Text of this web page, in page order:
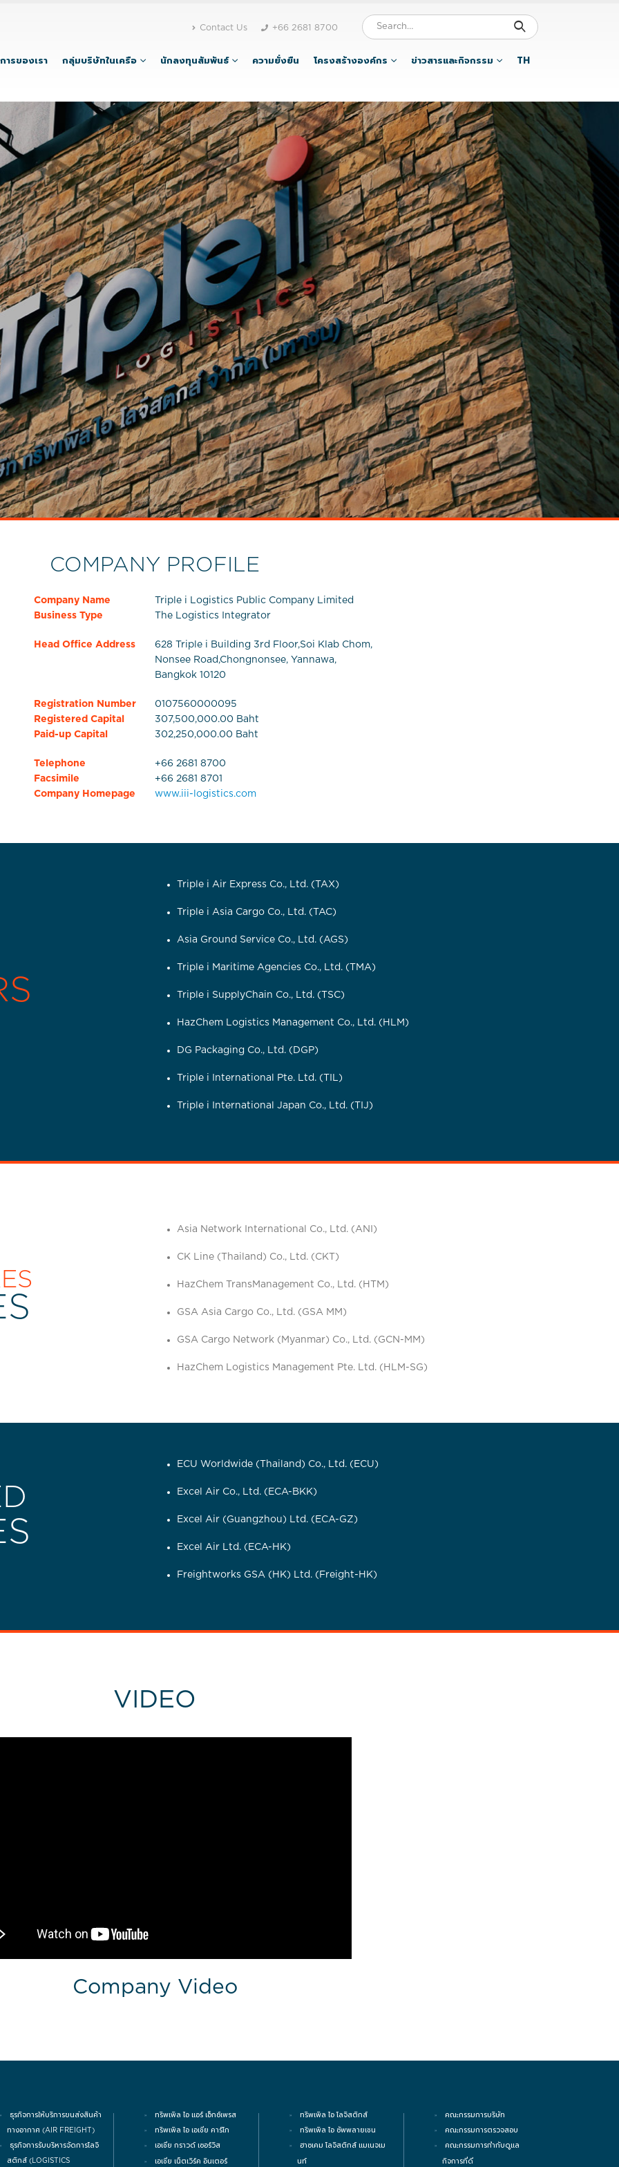
Contact Us +66 2681 8700
ารของเรา กลุ่มบริษัทในเครือ นักลงทุนสัมพันธ์ ความยั่งยืน โครงสร้างองค์กร ข่าวสารและกิจกรรม TH
COMPANY PROFILE
Company Name
Triple i Logistics Public Company Limited
Business Type
The Logistics Integrator
Head Office Address
628 Triple i Building 3rd Floor,Soi Klab Chom,
Nonsee Road,Chongnonsee, Yannawa,
Bangkok 10120
Registration Number
0107560000095
Registered Capital
307,500,000.00 Baht
Paid-up Capital
302,250,000.00 Baht
Telephone
+66 2681 8700
Facsimile
+66 2681 8701
Company Homepage
www.iii-logistics.com
Triple i Air Express Co., Ltd. (TAX)
Triple i Asia Cargo Co., Ltd. (TAC)
Asia Ground Service Co., Ltd. (AGS)
Triple i Maritime Agencies Co., Ltd. (TMA)
Triple i SupplyChain Co., Ltd. (TSC)
HazChem Logistics Management Co., Ltd. (HLM)
DG Packaging Co., Ltd. (DGP)
Triple i International Pte. Ltd. (TIL)
Triple i International Japan Co., Ltd. (TIJ)
Asia Network International Co., Ltd. (ANI)
CK Line (Thailand) Co., Ltd. (CKT)
HazChem TransManagement Co., Ltd. (HTM)
GSA Asia Cargo Co., Ltd. (GSA MM)
GSA Cargo Network (Myanmar) Co., Ltd. (GCN-MM)
HazChem Logistics Management Pte. Ltd. (HLM-SG)
ECU Worldwide (Thailand) Co., Ltd. (ECU)
Excel Air Co., Ltd. (ECA-BKK)
Excel Air (Guangzhou) Ltd. (ECA-GZ)
Excel Air Ltd. (ECA-HK)
Freightworks GSA (HK) Ltd. (Freight-HK)
VIDEO
Company Video
ธุรกิจการให้บริการขนส่งสินค้า
ทางอากาศ (AIR FREIGHT)
ธุรกิจการรับบริหารจัดการโลจิ
สติกส์ (LOGISTICS
ทริพเพิล ไอ แอร์ เอ็กซ์เพรส
ทริพเพิล ไอ เอเชีย คาร์โก
เอเชีย กราวด์ เซอร์วิส
เอเชีย เน็ตเวิร์ค อินเตอร์
ทริพเพิล ไอ โลจิสติกส์
ทริพเพิล ไอ ซัพพลายเชน
ฮาซเคม โลจิสติกส์ แมเนจเม
นท์
คณะกรรมการบริษัท
คณะกรรมการตรวจสอบ
คณะกรรมการกำกับดูแล
กิจการที่ดี